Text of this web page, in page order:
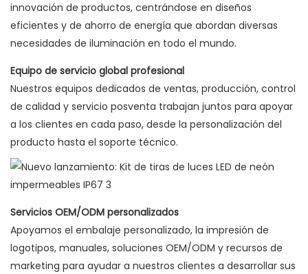
innovación de productos, centrándose en diseños
eficientes y de ahorro de energía que abordan diversas
necesidades de iluminación en todo el mundo.
Equipo de servicio global profesional
Nuestros equipos dedicados de ventas, producción, control
de calidad y servicio posventa trabajan juntos para apoyar
a los clientes en cada paso, desde la personalización del
producto hasta el soporte técnico.
Servicios OEM/ODM personalizados
Apoyamos el embalaje personalizado, la impresión de
logotipos, manuales, soluciones OEM/ODM y recursos de
marketing para ayudar a nuestros clientes a desarrollar sus